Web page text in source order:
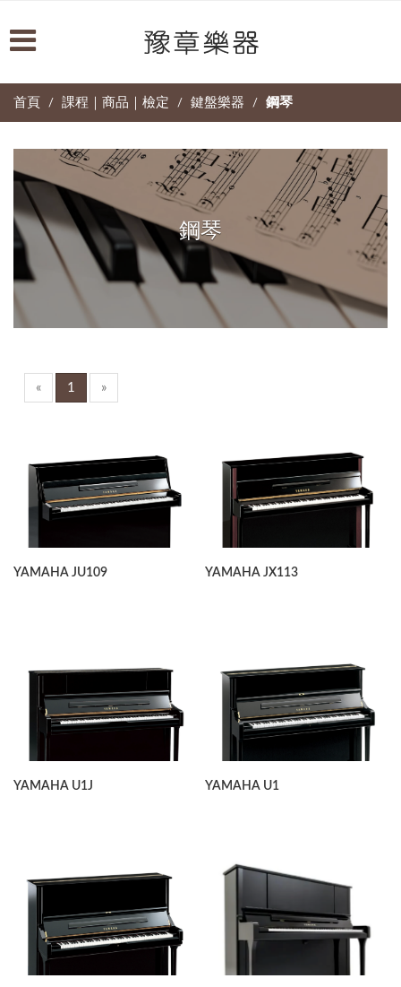
首頁 / 課程｜商品｜檢定 / 鍵盤樂器 / 鋼琴
鋼琴
« 1 »
YAMAHA JU109 YAMAHA JX113
YAMAHA U1J YAMAHA U1